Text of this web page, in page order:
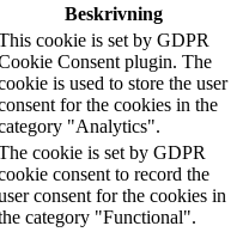
Beskrivning
cookie is set by GDPR
Consent plugin. The
is used to store the user
for the cookies in the
"Analytics".
cookie is set by GDPR
consent to record the
consent for the cookies in
category "Functional".